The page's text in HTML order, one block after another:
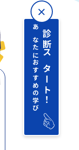
あなたにおすすめの学び診断 スタート！